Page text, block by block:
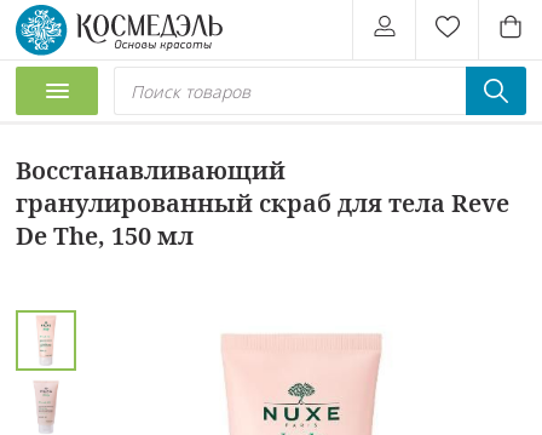
Восстанавливающий
гранулированный скраб для тела Reve
De The, 150 мл